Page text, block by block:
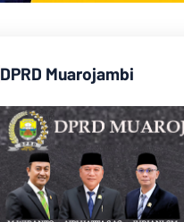
DPRD Muarojambi